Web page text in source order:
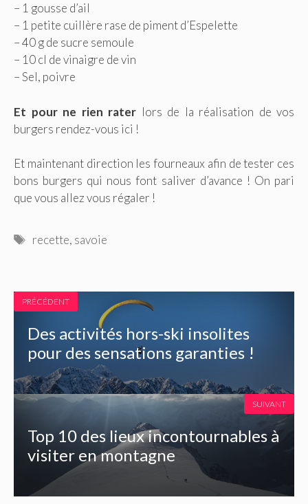
– 1 gousse d’ail
– 1 petite cuillère rase de piment d’Espelette
– 40 g de sucre semoule
– 10 cl de vinaigre de vin
– Sel, poivre
Et pour ne rien rater lors de la réalisation de vos
burgers rendez-vous ici !
Et maintenant direction les fourneaux afin de tester ces
bons burgers qui nous font saliver d’avance ! On pari
que vous allez vous régaler !
Étiquettes
recette, savoie
PRÉCÉDENT
Des activités hors-ski insolites
pour des sensations garanties !
Top 10 des lieux incontournables à
visiter en montagne
SUIVANT